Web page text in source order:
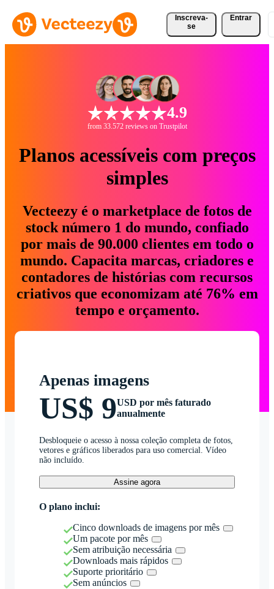
Inscreva-
se
Entrar
4.9
from 33.572 reviews on Trustpilot
Planos acessíveis com preços
simples
Vecteezy é o marketplace de fotos de
stock número 1 do mundo, confiado
por mais de 90.000 clientes em todo o
mundo. Capacita marcas, criadores e
contadores de histórias com recursos
criativos que economizam até 76% em
tempo e orçamento.
Apenas imagens
US$ 9USD por mês faturado
anualmente
Desbloqueie o acesso à nossa coleção completa de fotos,
vetores e gráficos liberados para uso comercial. Vídeo
não incluído.
Assine agora
O plano inclui:
Cinco downloads de imagens por mês
Um pacote por mês
Sem atribuição necessária
Downloads mais rápidos
Suporte prioritário
Sem anúncios